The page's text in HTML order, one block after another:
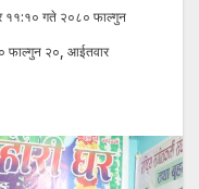
११:१० गते २०८० फाल्गुन
फाल्गुन २०, आईतवार